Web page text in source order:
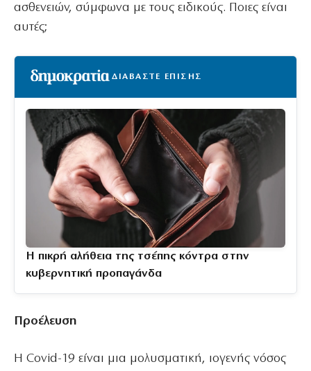
ασθενειών, σύμφωνα με τους ειδικούς. Ποιες είναι
αυτές;
ΔΙΑΒΑΣΤΕ ΕΠΙΣΗΣ
Η πικρή αλήθεια της τσέπης κόντρα στην
κυβερνητική προπαγάνδα
Προέλευση
Η Covid-19 είναι μια μολυσματική, ιογενής νόσος